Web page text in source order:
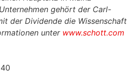
gehört der Carl-
der Dividende die Wissenschaft
unter www.schott.com